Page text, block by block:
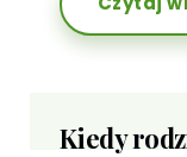
wrócimy.
Kiedy